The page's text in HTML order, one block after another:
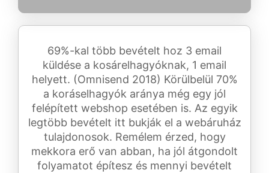
69%-kal több bevételt hoz 3 email
küldése a kosárelhagyóknak, 1 email
helyett. (Omnisend 2018) Körülbelül 70%
a koráselhagyók aránya még egy jól
felépített webshop esetében is. Az egyik
legtöbb bevételt itt bukják el a webáruház
tulajdonosok. Remélem érzed, hogy
mekkora erő van abban, ha jól átgondolt
folyamatot építesz és mennyi bevételt